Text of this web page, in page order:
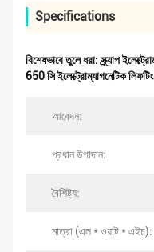
Specifications
বিশেষভাবে তুলে ধরা:স্ক্র্যাপ
650 সি ইলেক্ট্রোম্যাগনেটিক
আবেদন:
প্রধান উপাদান:
বৈশিষ্ট্য:
মাত্রা (এল * ওয়াট * এইচ):